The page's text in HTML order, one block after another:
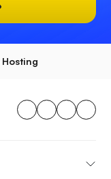
Hosting